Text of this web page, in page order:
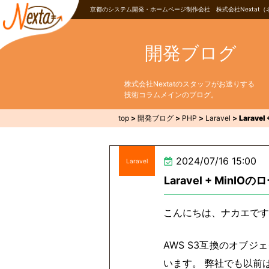
京都のシステム開発・ホームページ制作会社 株式会社Nextat（
開発ブログ
株式会社Nextatのスタッフがお送りする
技術コラムメインのブログ。
top > 開発ブログ > PHP > Laravel > Laravel
Laravel 2024/07/16 15:00
Laravel + MinIOのロ
こんにちは、ナカエで
AWS S3互換のオブジ
います。 弊社でも以前